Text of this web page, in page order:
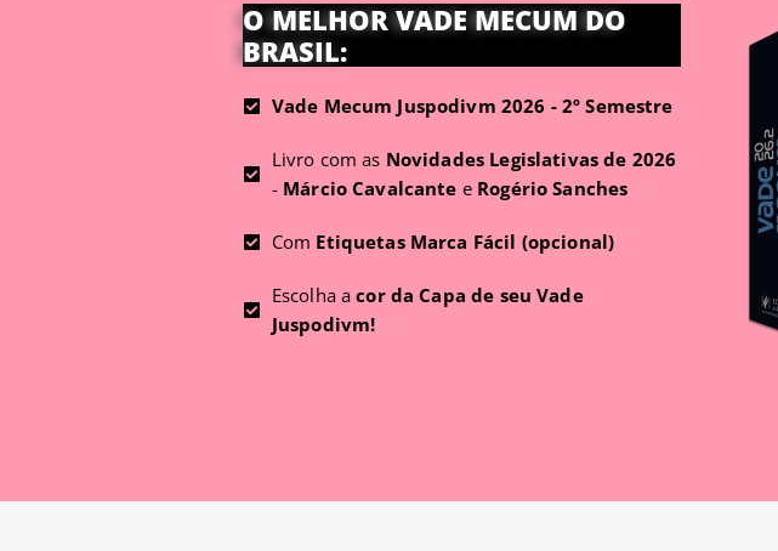
O MELHOR VADE MECUM DO
BRASIL:
Vade Mecum Juspodivm 2026 - 2º Semestre
Livro com as Novidades Legislativas de 2026
- Márcio Cavalcante e Rogério Sanches
Com Etiquetas Marca Fácil (opcional)
Escolha acor da Capa de seu Vade
Juspodivm!